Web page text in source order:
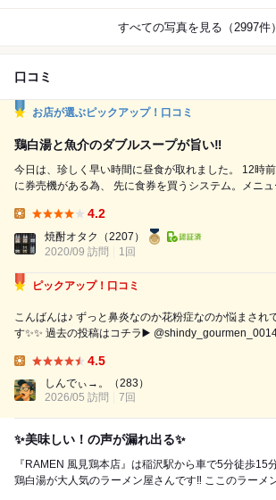
すべての写真を見る（2997件）
口コミ
お店が選ぶピックアップ！口コミ
鶏白湯と魚介のダブルスープが旨い‼️
今日は、珍しく早い時間に昼食が取れました。 12時前に到着。入口の前
に券売機がある為、 先に食券を買うシステム。メニューを確認し、 一番
良く入れ替わりで テーブル席に案内してもらい、着座出来ました。 店員
さんに食券を渡し、待つこと5分程で到着。 キレイに盛付けられた一杯。
拘りを感じます。 ...
4.2
焼酎オタク
（2207）
2020/09 訪問
1回
ピックアップ！口コミ
こんばんは♪ ずっと鼻炎なのか花粉症なのか悩まされてるしんでぃ→。で
す✨✨ 過去の投稿はコチラ▶️ @shindy_gourmen_0014 今はイネ科の可能
RAMEN風見鶏本店〜 @ramen_kazamidori ...
4.5
しんでぃ→。
（283）
2026/05 訪問
7回
✨美味しい！の声が漏れ出る✨
『RAMEN 風見鶏本店』は稲沢駅から車で5分徒歩15
鶏白湯が大人気のラーメン屋さんです‼️ ここのラーメンは本当に美味しく